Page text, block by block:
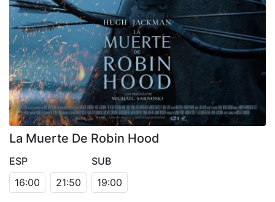
La Muerte De Robin Hood
ESP
16:00
21:50
SUB
19:00